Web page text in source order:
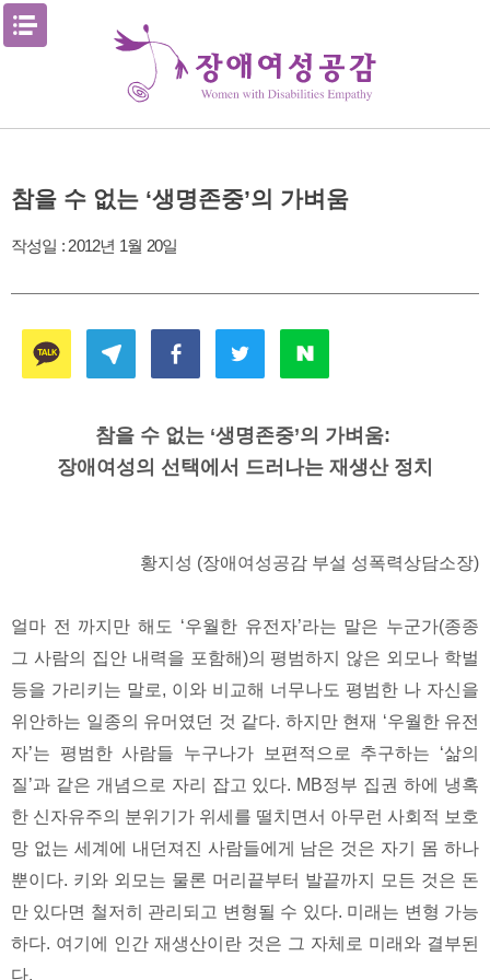
Skip
참을 수 없는 ‘생명존중’의 가벼움
작성일 : 2012년 1월 20일
참을 수 없는 ‘생명존중’의 가벼움:
장애여성의 선택에서 드러나는 재생산 정치
황지성 (장애여성공감 부설 성폭력상담소장)
얼마 전 까지만 해도 ‘우월한 유전자’라는 말은 누군가(종종
그 사람의 집안 내력을 포함해)의 평범하지 않은 외모나 학벌
등을 가리키는 말로, 이와 비교해 너무나도 평범한 나 자신을
위안하는 일종의 유머였던 것 같다. 하지만 현재 ‘우월한 유전
자’는 평범한 사람들 누구나가 보편적으로 추구하는 ‘삶의
질’과 같은 개념으로 자리 잡고 있다. MB정부 집권 하에 냉혹
한 신자유주의 분위기가 위세를 떨치면서 아무런 사회적 보호
망 없는 세계에 내던져진 사람들에게 남은 것은 자기 몸 하나
뿐이다. 키와 외모는 물론 머리끝부터 발끝까지 모든 것은 돈
만 있다면 철저히 관리되고 변형될 수 있다. 미래는 변형 가능
하다. 여기에 인간 재생산이란 것은 그 자체로 미래와 결부된
다.